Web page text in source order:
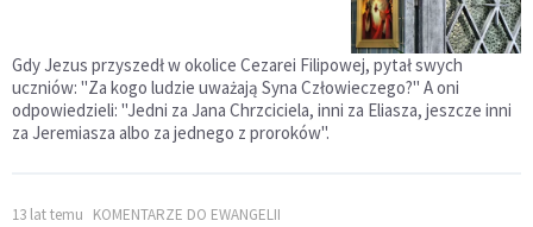
Gdy Jezus przyszedł w okolice Cezarei Filipowej, pytał swych
uczniów: "Za kogo ludzie uważają Syna Człowieczego?" A oni
odpowiedzieli: "Jedni za Jana Chrzciciela, inni za Eliasza, jeszcze inni
za Jeremiasza albo za jednego z proroków".
13 lat temu KOMENTARZE DO EWANGELII